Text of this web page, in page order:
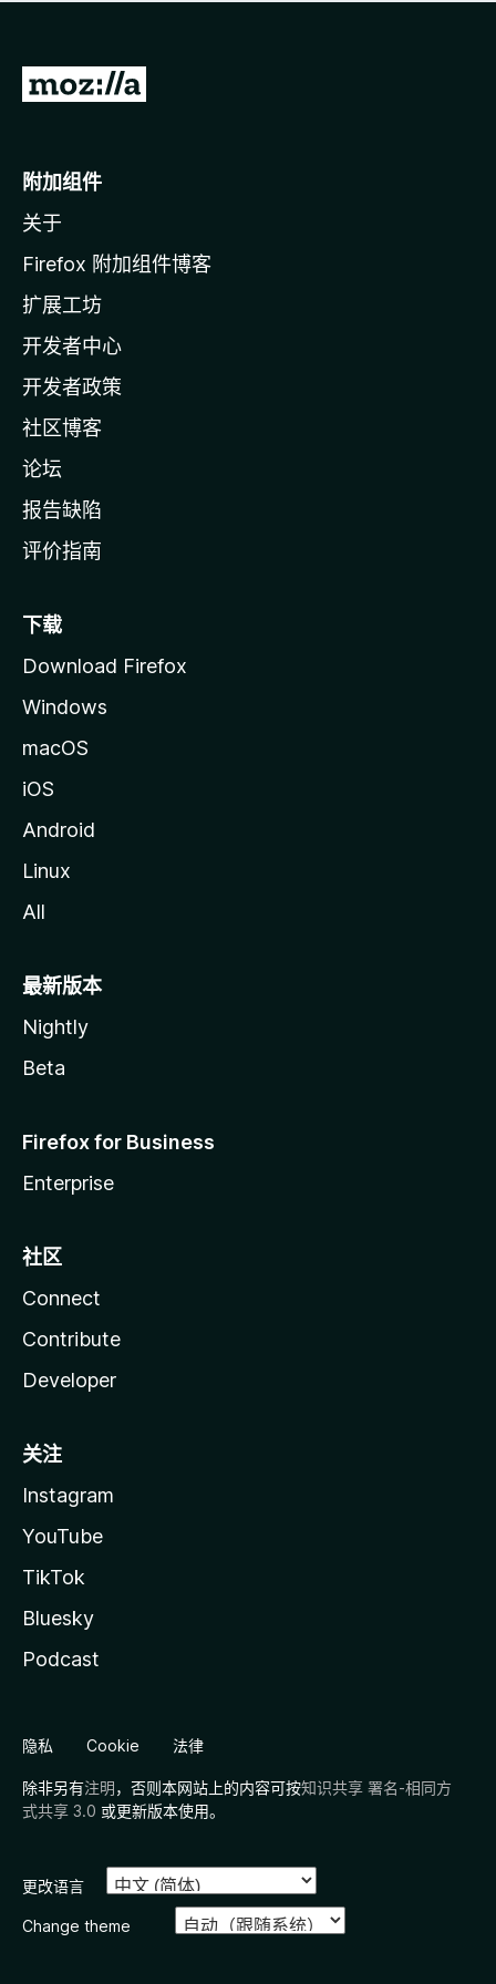
无
转
o
i
l
a
主
页
附加组件
关于
Firefox 附加组件博客
扩展工坊
开发者中心
开发者政策
社区博客
论坛
报告缺陷
评价指南
下载
Download Firefox
Windows
macOS
iOS
Android
Linux
All
最新版本
Nightly
Beta
Firefox for Business
Enterprise
社区
Connect
Contribute
Developer
关注
Instagram
YouTube
TikTok
Bluesky
Podcast
隐私 Cookie 法律
除非另有注明，否则本网站上的内容可按知识共享 署名-相同方
式共享 3.0 或更新版本使用。
更改语言
Change theme